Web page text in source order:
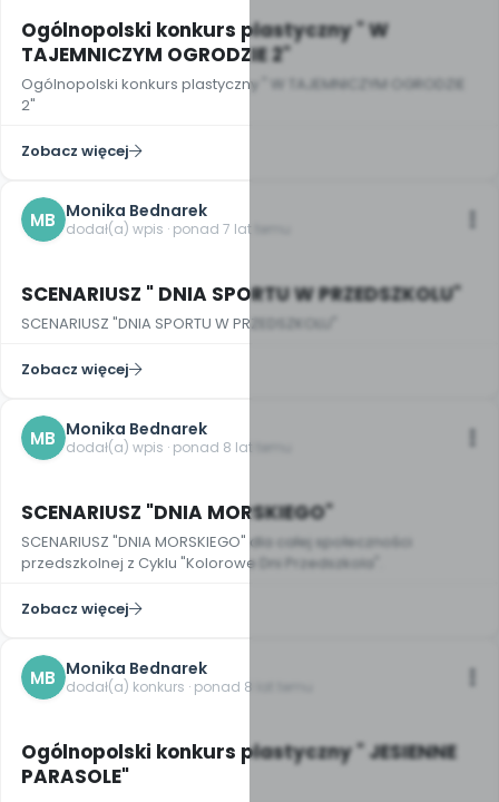
Ogólnopolski konkurs plastyczny " W
TAJEMNICZYM OGRODZIE 2"
Ogólnopolski konkurs plastyczny " W TAJEMNICZYM OGRODZIE
2"
Zobacz więcej
MB Monika Bednarek
dodał(a) wpis · ponad 7 lat temu
SCENARIUSZ " DNIA SPORTU W PRZEDSZKOLU"
SCENARIUSZ "DNIA SPORTU W PRZEDSZKOLU"
Zobacz więcej
MB Monika Bednarek
dodał(a) wpis · ponad 8 lat temu
SCENARIUSZ "DNIA MORSKIEGO"
SCENARIUSZ "DNIA MORSKIEGO" dla całej społeczności
przedszkolnej z Cyklu "Kolorowe Dni Przedszkola".
Zobacz więcej
MB Monika Bednarek
dodał(a) konkurs · ponad 8 lat temu
Ogólnopolski konkurs plastyczny " JESIENNE
PARASOLE"